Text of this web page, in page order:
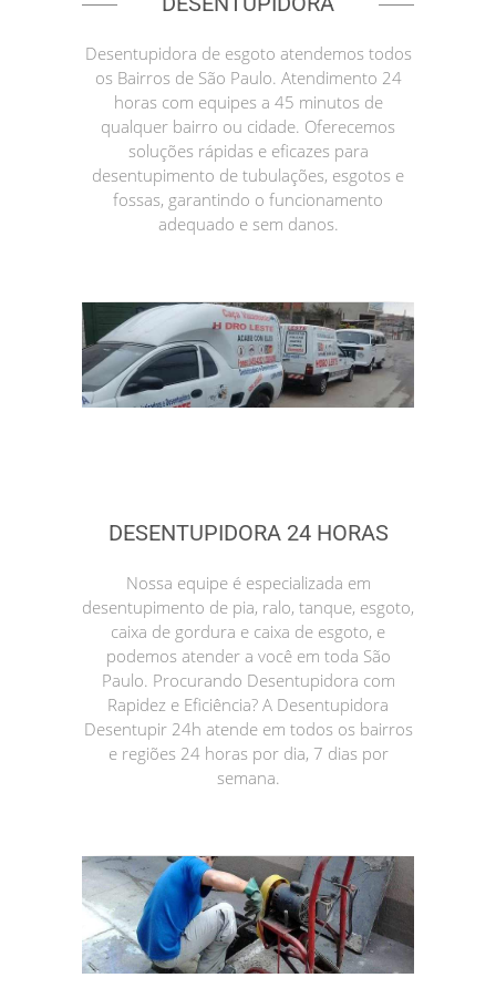
Desentupidora de esgoto atendemos todos
os Bairros de São Paulo. Atendimento 24
horas com equipes a 45 minutos de
qualquer bairro ou cidade. Oferecemos
soluções rápidas e eficazes para
desentupimento de tubulações, esgotos e
fossas, garantindo o funcionamento
adequado e sem danos.
DESENTUPIDORA 24 HORAS
Nossa equipe é especializada em
desentupimento de pia, ralo, tanque, esgoto,
caixa de gordura e caixa de esgoto, e
podemos atender a você em toda São
Paulo. Procurando Desentupidora com
Rapidez e Eficiência? A Desentupidora
Desentupir 24h atende em todos os bairros
e regiões 24 horas por dia, 7 dias por
semana.